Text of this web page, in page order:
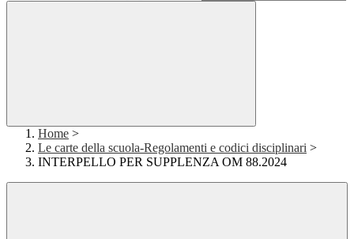
Home >
Le carte della scuola-Regolamenti e codici disciplinari >
INTERPELLO PER SUPPLENZA OM 88.2024